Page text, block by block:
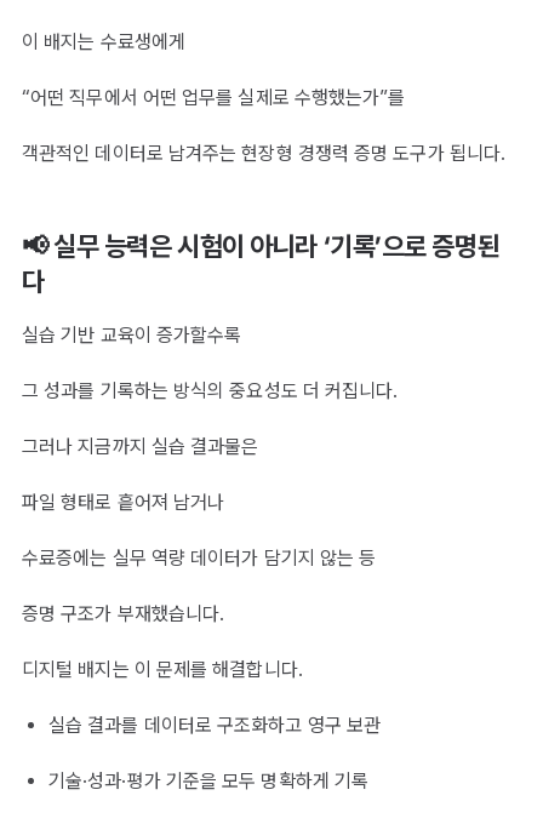
이 배지는 수료생에게
“어떤 직무에서 어떤 업무를 실제로 수행했는가”를
객관적인 데이터로 남겨주는 현장형 경쟁력 증명 도구가 됩니다.
📢 실무 능력은 시험이 아니라 ‘기록’으로 증명된
다
실습 기반 교육이 증가할수록
그 성과를 기록하는 방식의 중요성도 더 커집니다.
그러나 지금까지 실습 결과물은
파일 형태로 흩어져 남거나
수료증에는 실무 역량 데이터가 담기지 않는 등
증명 구조가 부재했습니다.
디지털 배지는 이 문제를 해결합니다.
실습 결과를 데이터로 구조화하고 영구 보관
기술·성과·평가 기준을 모두 명확하게 기록